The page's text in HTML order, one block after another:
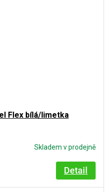
Flex bílá/limetka
Skladem v prodejně
Detail